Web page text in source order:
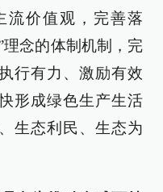
流价值观，完善落
理念的体制机制，完
行有力、激励有效
形成绿色生产生活
生态利民、生态为